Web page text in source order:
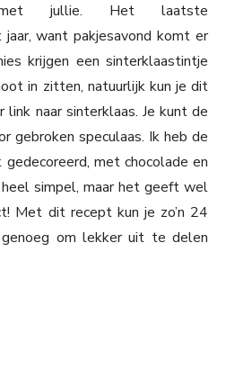
met jullie. Het laatste
want pakjesavond komt er
krijgen een sinterklaastintje
in zitten, natuurlijk kun je dit
link naar sinterklaas. Je kunt de
gebroken speculaas. Ik heb de
met chocolade en
heel simpel, maar het geeft wel
Met dit recept kun je zo’n 24
om lekker uit te delen